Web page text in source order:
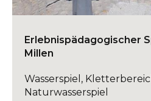
Erlebnispädagogischer
Millen
Wasserspiel,
Naturwasserspiel